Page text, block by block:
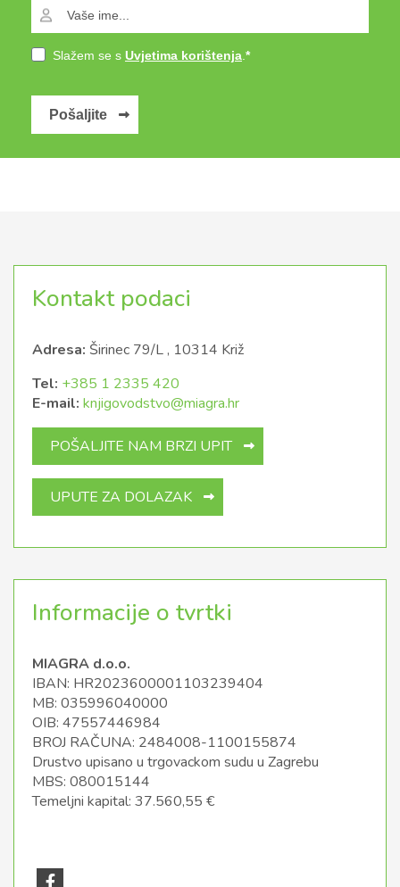
Slažem se s Uvjetima korištenja
Pošaljite
Kontakt podaci
Adresa: Širinec 79/L , 10314 Križ
Tel: +385 1 2335 420
E-mail: knjigovodstvo@miagra.hr
POŠALJITE NAM BRZI UPIT
UPUTE ZA DOLAZAK
Informacije o tvrtki
MIAGRA d.o.o.
IBAN: HR2023600001103239404
MB: 035996040000
OIB: 47557446984
BROJ RAČUNA: 2484008-1100155874
Drustvo upisano u trgovackom sudu u Zagrebu
MBS: 080015144
Temeljni kapital: 37.560,55 €